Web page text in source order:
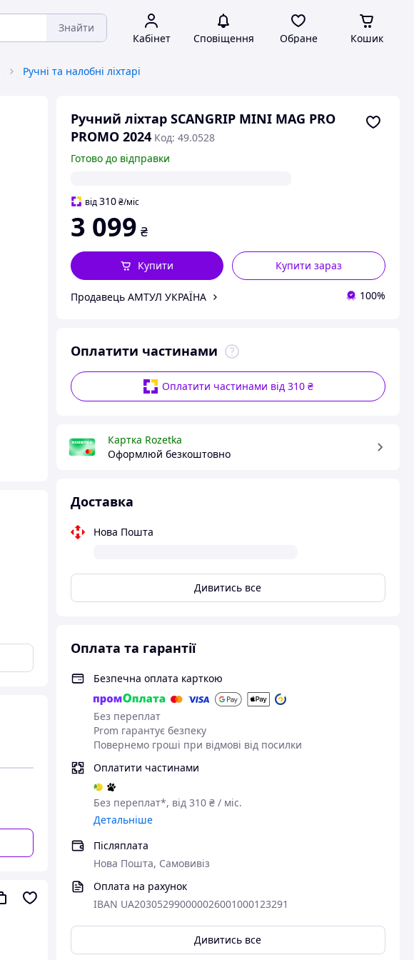
Знайти
Кабінет Сповіщення Обране Кошик
Ручні та налобні ліхтарі
Ручний ліхтар SCANGRIP MINI MAG PRO
PROMO 2024 Код: 49.0528
Готово до відправки
від310 ₴/міс
3 099 ₴
Купити зараз
Купити
Продавець АМТУЛ УКРАЇНА 100%
Оплатити частинами
Оплатити частинами від 310 ₴
Картка Rozetka
Оформлюй безкоштовно
Доставка
Нова Пошта
Дивитись все
Оплата та гарантії
Безпечна оплата карткою
Без переплат
Prom гарантує безпеку
Повернемо гроші при відмові від посилки
Оплатити частинами
Без переплат*, від 310 ₴ / міс.
Детальніше
Післяплата
Нова Пошта, Самовивіз
Оплата на рахунок
IBAN UA203052990000026001000123291
Дивитись все